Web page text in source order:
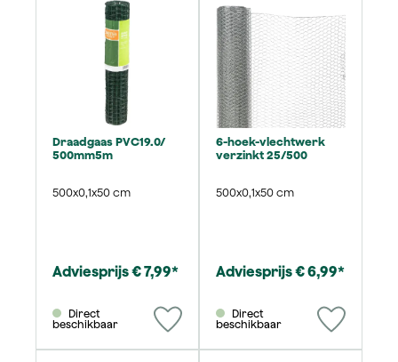
Draadgaas PVC19.0/
500mm5m
500x0,1x50 cm
Adviesprijs € 7,99*
beschikbaar
6-hoek-vlechtwerk
verzinkt 25/500
500x0,1x50 cm
Adviesprijs € 6,99*
beschikbaar